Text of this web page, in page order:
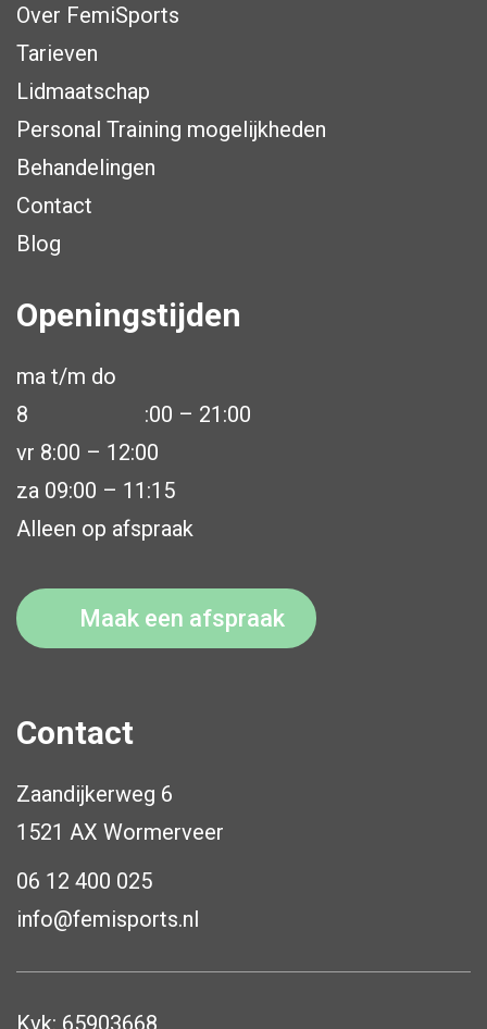
Over FemiSports
Tarieven
Lidmaatschap
Personal Training mogelijkheden
Behandelingen
Contact
Blog
Openingstijden
ma t/m do
8
:00 – 21:00
vr 8:00 – 12:00
za 09:00 – 11:15
Alleen op afspraak
Maak een afspraak
Contact
Zaandijkerweg 6
1521 AX Wormerveer
06 12 400 025
info@femisports.nl
Kvk: 65903668